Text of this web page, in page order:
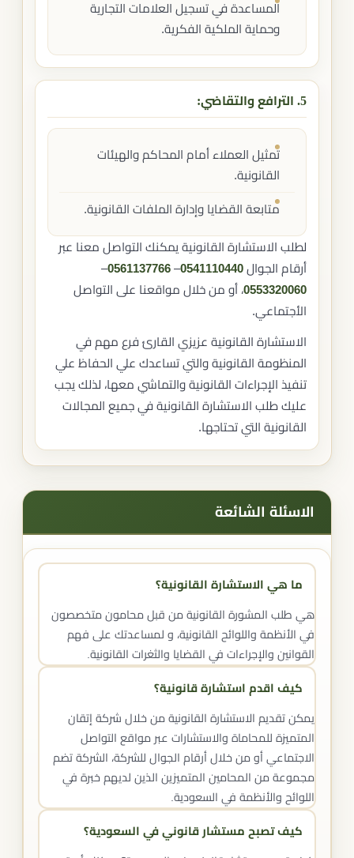
المساعدة في تسجيل العلامات التجارية
وحماية الملكية الفكرية.
5. الترافع والتقاضي:
تمثيل العملاء أمام المحاكم والهيئات
القانونية.
متابعة القضايا وإدارة الملفات القانونية.
لطلب الاستشارة القانونية يمكنك التواصل معنا عبر
أرقام الجوال 0541110440
–
0561137766
–
0553320060، أو من خلال مواقعنا على التواصل
الأجتماعي.
الاستشارة القانونية عزيزي القارئ فرع مهم في
المنظومة القانونية والتي تساعدك علي الحفاظ علي
تنفيذ الإجراءات القانونية والتماشي معها، لذلك يجب
عليك طلب الاستشارة القانونية في جميع المجالات
القانونية التي تحتاجها.
الاسئلة الشائعة
ما هي الاستشارة القانونية؟
هي طلب المشورة القانونية من قبل محامون متخصصون
في الأنظمة واللوائح القانونية، و لمساعدتك على فهم
القوانين والإجراءات في القضايا والثغرات القانونية.
كيف اقدم استشارة قانونية؟
يمكن تقديم الاستشارة القانونية من خلال شركة إتقان
المتميزة للمحاماة والاستشارات عبر مواقع التواصل
الاجتماعي أو من خلال أرقام الجوال للشركة، الشركة تضم
مجموعة من المحامين المتميزين الذين لديهم خبرة في
اللوائح والأنظمة في السعودية.
كيف تصبح مستشار قانوني في السعودية؟